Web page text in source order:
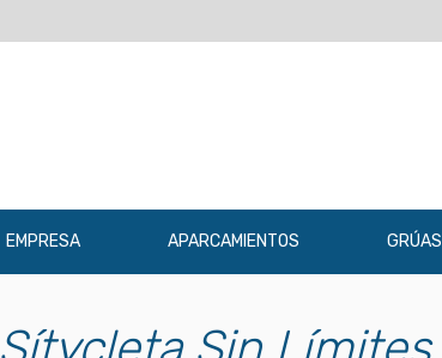
EMPRESA APARCAMIENTOS GRÚAS